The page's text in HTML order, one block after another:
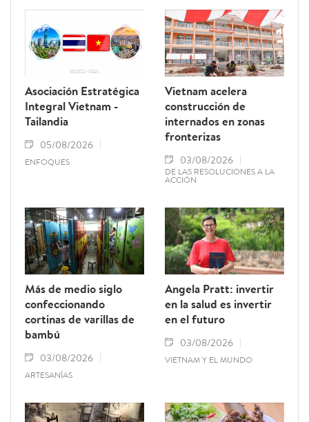
de sus principales disposiciones, el
documento instituye el 15 de octubre de
cada año como el Día del Ciudadano Digital
de Vietnam.
Asociación Estratégica
Integral Vietnam -
Tailandia
05/08/2026
ENFOQUES
Vietnam acelera
construcción de
internados en zonas
fronterizas
03/08/2026
DE LAS RESOLUCIONES A LA
ACCIÓN
Más de medio siglo
confeccionando
cortinas de varillas de
bambú
03/08/2026
ARTESANÍAS
Angela Pratt: invertir
en la salud es invertir
en el futuro
03/08/2026
VIETNAM Y EL MUNDO